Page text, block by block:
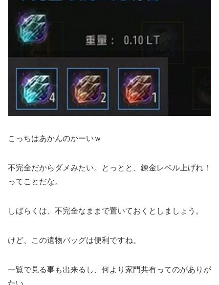
こっちはあかんのかーいｗ
不完全だからダメみたい。とっとと、錬金レベル上げれ！
ってことだな。
しばらくは、不完全なままで置いておくとしましょう。
けど、この遺物バッグは便利ですね。
一覧で見る事も出来るし、何より家門共有ってのがありが
たい。